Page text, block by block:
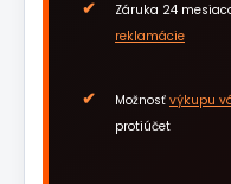
Záruka 24
reklamácie
Možnosť výkupu
protiúčet